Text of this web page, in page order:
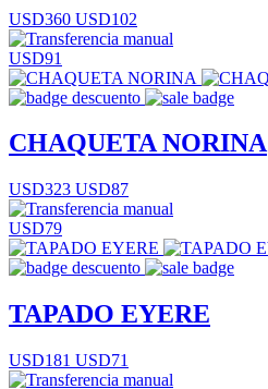
USD360 USD102
USD91
CHAQUETA NORINA
USD323 USD87
USD79
TAPADO EYERE
USD181 USD71